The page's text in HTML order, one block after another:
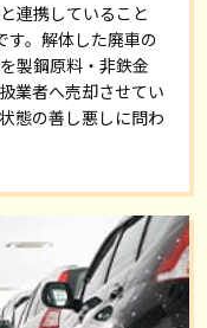
連携していること
す。解体した廃車の
製鋼原料・非鉄金
業者へ売却させてい
態の善し悪しに問わ